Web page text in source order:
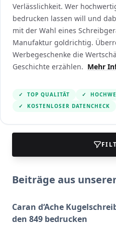
Verlässlichkeit. Wer
bedrucken lassen will und
mit der Wahl eines
Manufaktur goldrichtig.
Werbegeschenke die
Geschichte erzählen. Mehr
✓ TOP QUALITÄT ✓
✓
KOSTENLOSER DATENCHECK
Beiträge aus
Caran d‘Ache
den 849 bedrucken